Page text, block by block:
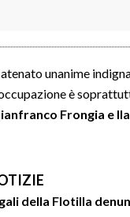
unanime
è
Frongia e
della Flotilla